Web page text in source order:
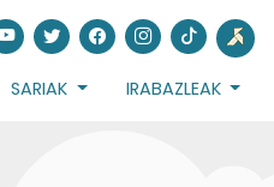
SARIAK IRABAZLEAK